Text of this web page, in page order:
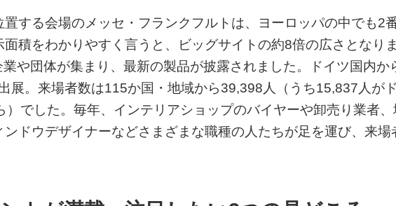
する会場のメッセ・フランクフルトは、ヨーロッパの中でも2
積をわかりやすく言うと、ビッグサイトの約8倍の広さとなり
や団体が集まり、最新の製品が披露されました。ドイツ国内か
展。来場者数は115か国・地域から39,398人（うち15,837人が
）でした。毎年、インテリアショップのバイヤーや卸売り業者、
ドウデザイナーなどさまざまな職種の人たちが足を運び、来場